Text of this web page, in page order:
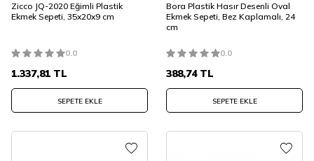
Zicco JQ-2020 Eğimli Plastik
Ekmek Sepeti, 35x20x9 cm
0.0
1.337,81 TL
SEPETE EKLE
Bora Plastik Hasır Desenli Oval
Ekmek Sepeti, Bez Kaplamalı, 24
cm
0.0
388,74TL
SEPETE EKLE